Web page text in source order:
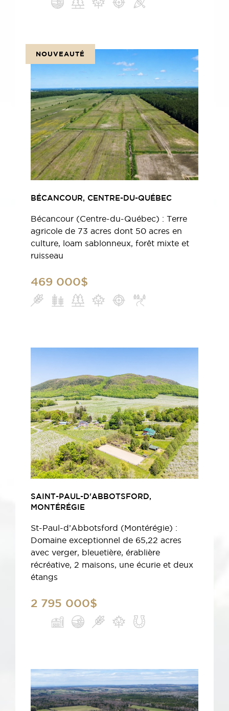
NOUVEAUTÉ
BÉCANCOUR, CENTRE-DU-QUÉBEC
Bécancour (Centre-du-Québec) : Terre
agricole de 73 acres dont 50 acres en
culture, loam sablonneux, forêt mixte et
ruisseau
469 000$
SAINT-PAUL-D'ABBOTSFORD,
MONTÉRÉGIE
St-Paul-d’Abbotsford (Montérégie) :
Domaine exceptionnel de 65,22 acres
avec verger, bleuetière, érablière
récréative, 2 maisons, une écurie et deux
étangs
2 795 000$